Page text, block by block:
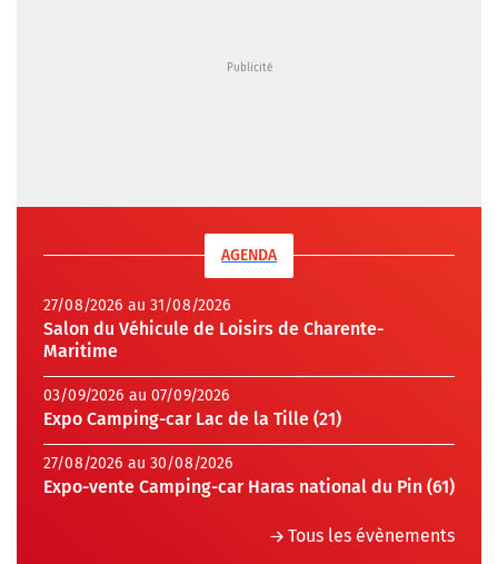
AGENDA
27/08/2026 au 31/08/2026
Salon du Véhicule de Loisirs de Charente-
Maritime
03/09/2026 au 07/09/2026
Expo Camping-car Lac de la Tille (21)
27/08/2026 au 30/08/2026
Expo-vente Camping-car Haras national du Pin (61)
Tous les évènements